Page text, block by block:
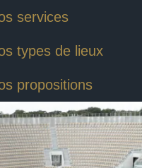
services
types de lieux
propositions